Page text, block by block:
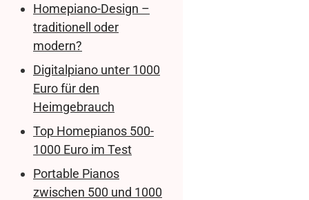
Homepiano-Design –
traditionell oder
modern?
Digitalpiano unter 1000
Euro für den
Heimgebrauch
Top Homepianos 500-
1000 Euro im Test
Portable Pianos
zwischen 500 und 1000